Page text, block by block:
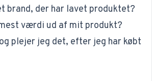
brand, der har lavet produktet?
værdi ud af mit produkt?
plejer jeg det, efter jeg har købt